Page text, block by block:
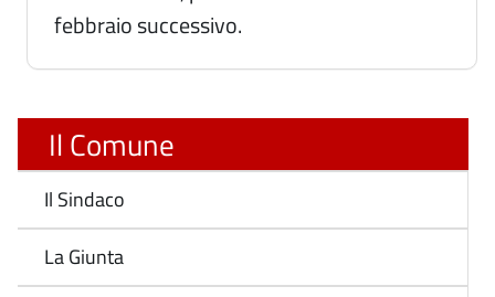
febbraio successivo.
Il Comune
Il Sindaco
La Giunta